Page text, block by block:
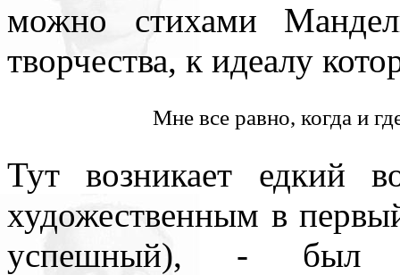
можно стихами
творчества, к идеалу
Мне все равно, когда и
Тут возникает едкий
художественным в
успешный), - был